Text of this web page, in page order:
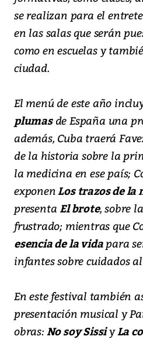
se realizan para el
en las salas que serán
como en escuelas y
ciudad.
El menú de este año
plumasde España una
además, Cuba traerá
de la historia sobre la
la medicina en ese país;
exponen Los trazos de la
presenta El brote, sobre
frustrado; mientras que
esencia de la vidapara
infantes sobre cuidados
En este festival también
presentación musical y
obras: No soy SissiyLa